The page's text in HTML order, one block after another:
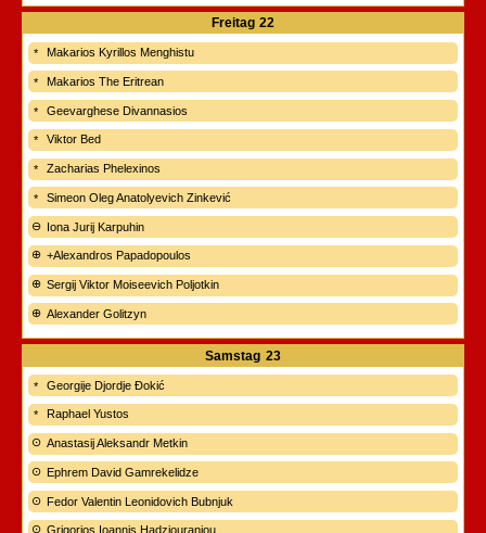
Freitag 22
Makarios Kyrillos Menghistu
Makarios The Eritrean
Geevarghese Divannasios
Viktor Bed
Zacharias Phelexinos
Simeon Oleg Anatolyevich Zinkević
Iona Jurij Karpuhin
+Alexandros Papadopoulos
Sergij Viktor Moiseevich Poljotkin
Alexander Golitzyn
Samstag 23
Georgije Djordje Đokić
Raphael Yustos
Anastasij Aleksandr Metkin
Ephrem David Gamrekelidze
Fedor Valentin Leonidovich Bubnjuk
Grigorios Ioannis Hadziouraniou